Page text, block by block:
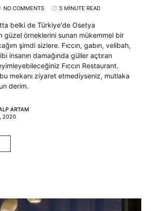
NO COMMENTS 5 MINUTE READ
belki de Türkiye'de Osetya
güzel örneklerini sunan mükemmel bir
şimdi sizlere. Fıccın, gabın, velibah,
insanın damağında güller açtıran
Fıccın Restaurant.
mekanı ziyaret etmediyseniz, mutlaka
derim.
ARTAM
2020